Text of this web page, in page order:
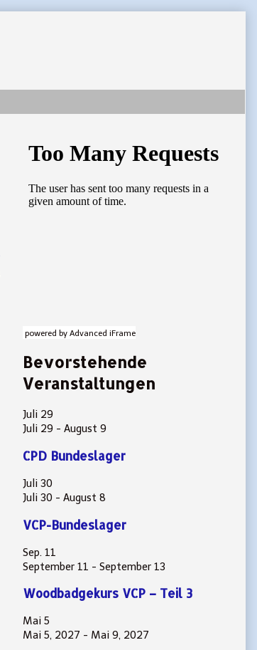
Sidebar
powered by Advanced iFrame
Bevorstehende
Veranstaltungen
Juli 29
Juli 29 - August 9
CPD Bundeslager
Juli 30
Juli 30 - August 8
VCP-Bundeslager
Sep. 11
September 11 - September 13
Woodbadgekurs VCP – Teil 3
Mai 5
Mai 5, 2027 - Mai 9, 2027